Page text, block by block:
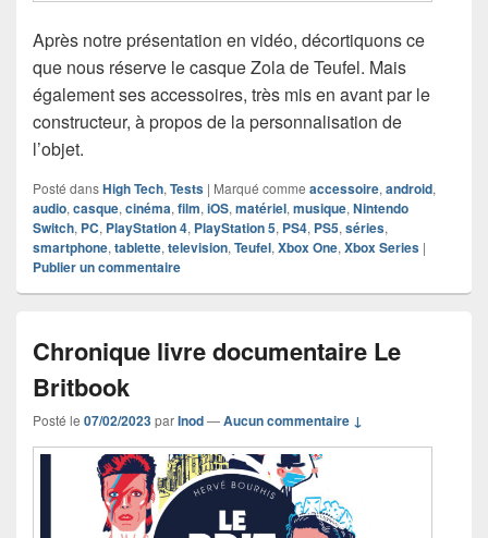
Après notre présentation en vidéo, décortiquons ce
que nous réserve le casque Zola de Teufel. Mais
également ses accessoires, très mis en avant par le
constructeur, à propos de la personnalisation de
l’objet.
Posté dansHigh Tech, Tests | Marqué comme accessoire, android,
audio, casque, cinéma, film, iOS, matériel, musique, Nintendo
Switch, PC, PlayStation 4, PlayStation 5, PS4, PS5, séries,
smartphone, tablette, television, Teufel, Xbox One, Xbox Series |
Publier un commentaire
Chronique livre documentaire Le
Britbook
Posté le 07/02/2023parInod—Aucun commentaire ↓